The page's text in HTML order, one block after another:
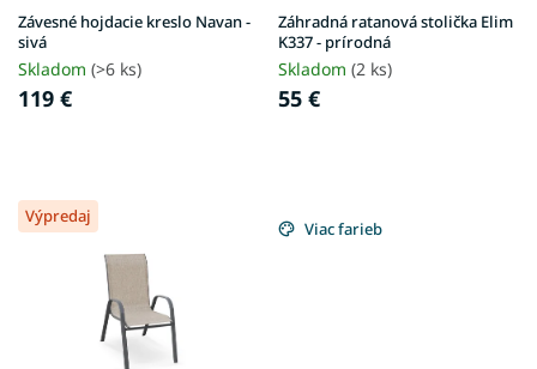
v
u
k
t
o
Závesné hojdacie kreslo Navan -
sivá
Skladom (>6 ks)
119 €
Záhradná ratanová stolička Elim
K337 - prírodná
Skladom (2 ks)
55 €
Výpredaj
Viac farieb